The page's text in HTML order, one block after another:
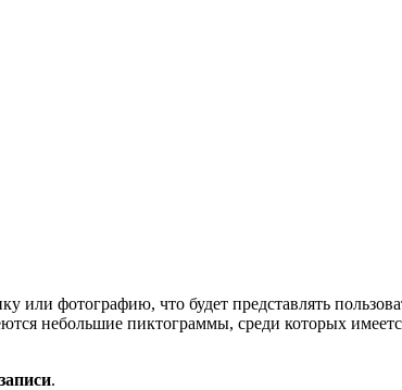
или фотографию, что будет представлять
небольшие пиктограммы, среди которых
.